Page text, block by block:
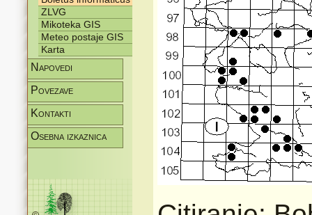
ZLVG
Mikoteka GIS
Meteo postaje GIS
Karta
Napovedi
Povezave
Kontakti
Osebna izkaznica